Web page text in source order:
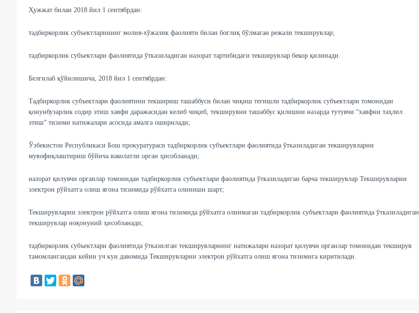
Ҳужжат билан 2018 йил 1 сентябрдан:
тадбиркорлик субъектларининг молия-хўжалик фаолияти билан боғлиқ бўлмаган режали текширувлар;
тадбиркорлик субъектлари фаолиятида ўтказиладиган назорат тартибидаги текширувлар бекор қилинади.
Белгилаб қўйилишича, 2018 йил 1 сентябрдан:
Тадбиркорлик субъектлари фаолиятини текшириш ташаббуси билан чиқиш тегишли тадбиркорлик субъектлари томонидан
қонунбузарлик содир этиш хавфи даражасидан келиб чиқиб, текширувни ташаббус қилишни назарда тутувчи “хавфни таҳлил
этиш” тизими натижалари асосида амалга оширилади;
Ўзбекистон Республикаси Бош прокуратураси тадбиркорлик субъектлари фаолиятида ўтказиладиган текширувларни
мувофиқлаштириш бўйича ваколатли орган ҳисобланади;
назорат қилувчи органлар томонидан тадбиркорлик субъектлари фаолиятида ўтказиладиган барча текширувлар Текширувларни
электрон рўйхатга олиш ягона тизимида рўйхатга олиниши шарт;
Текширувларни электрон рўйхатга олиш ягона тизимида рўйхатга олинмаган тадбиркорлик субъектлари фаолиятида ўтказиладиган
текширувлар ноқонуний ҳисобланади;
тадбиркорлик субъектлари фаолиятида ўтказилган текширувларнинг натижалари назорат қилувчи органлар томонидан текширув
тамомлангандан кейин уч кун давомида Текширувларни электрон рўйхатга олиш ягона тизимига киритилади.